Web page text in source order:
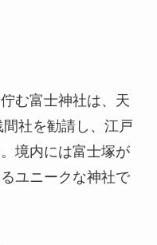
む富士神社は、天
社を勧請し、江戸
境内には富士塚が
ユニークな神社で